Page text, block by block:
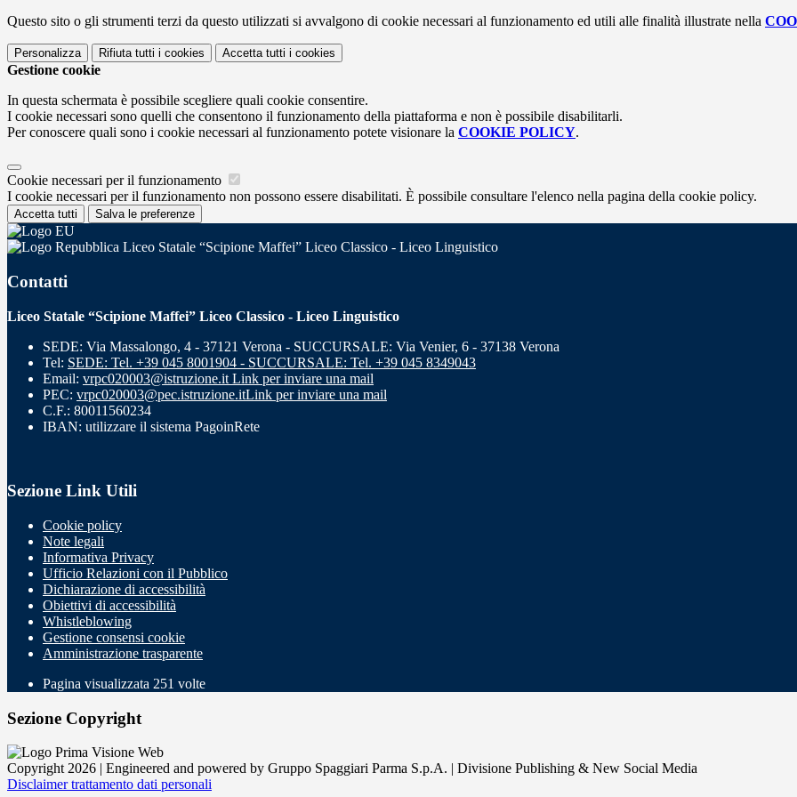
Questo sito o gli strumenti terzi da questo utilizzati si avvalgono di cookie necessari al funzionamento ed utili alle finalità illustrate nella
Personalizza Rifiuta tutti i cookies Accetta tutti i cookies
Gestione cookie
In questa schermata è possibile scegliere quali cookie consentire.
I cookie necessari sono quelli che consentono il funzionamento della piattaforma e non è possibile disabilitarli.
Per conoscere quali sono i cookie necessari al funzionamento potete visionare la COOKIE POLICY.
Cookie necessari per il funzionamento
I cookie necessari per il funzionamento non possono essere disabilitati. È possibile consultare l'elenco nella pagina della cookie policy.
Accetta tutti Salva le preferenze
Liceo Statale “Scipione Maffei” Liceo Classico - Liceo Linguistico
Contatti
Liceo Statale “Scipione Maffei” Liceo Classico - Liceo Linguistico
SEDE: Via Massalongo, 4 - 37121 Verona - SUCCURSALE: Via Venier, 6 - 37138 Verona
Tel: SEDE: Tel. +39 045 8001904 - SUCCURSALE: Tel. +39 045 8349043
Email: vrpc020003@istruzione.it Link per inviare una mail
PEC: vrpc020003@pec.istruzione.itLink per inviare una mail
C.F.: 80011560234
IBAN: utilizzare il sistema PagoinRete
Sezione Link Utili
Cookie policy
Note legali
Informativa Privacy
Ufficio Relazioni con il Pubblico
Dichiarazione di accessibilità
Obiettivi di accessibilità
Whistleblowing
Gestione consensi cookie
Amministrazione trasparente
Pagina visualizzata 251 volte
Sezione Copyright
Copyright 2026 | Engineered and powered by Gruppo Spaggiari Parma S.p.A. | Divisione Publishing & New Social Media
Disclaimer trattamento dati personali